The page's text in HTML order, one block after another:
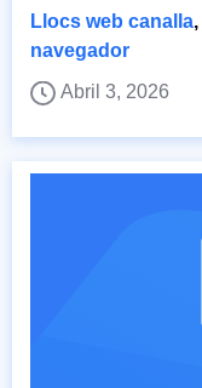
Llocs web canalla,
navegador
Abril 3, 2026